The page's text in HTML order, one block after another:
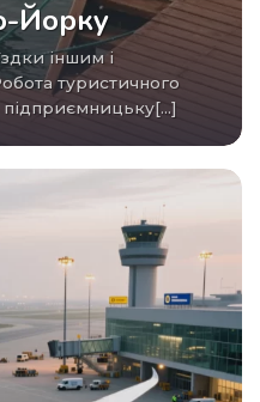
Йорку
туристичного
підприємницьку[...]